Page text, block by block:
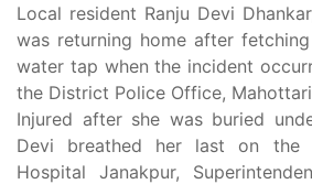
Local resident Ranju Devi
was returning home after
water tap when the incident
the District Police Office,
Injured after she was buried
Devi breathed her last on
Hospital Janakpur,